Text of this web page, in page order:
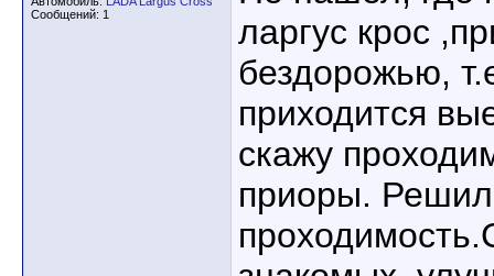
Сообщений: 1
ларгус крос
бездорожью,
приходится
скажу
приоры.